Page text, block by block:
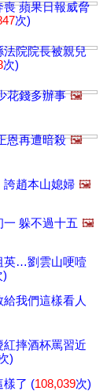
喪 蘋果日報威脅
次)
法院院長被親兒
次)
花錢多辦事 🖼️
恩再遭暗殺 🖼️
誇趙本山媳婦 🖼️
躲不過十五 🖼️
英…劉雲山哽噎
)
我們這樣看人
摔酒杯罵習近
)
樣了 (108,039次)